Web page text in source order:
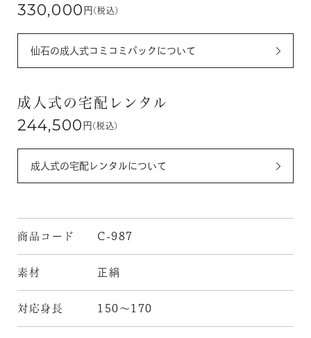
330,000 円 (税込)
仙石の成人式コミコミパックについて
成人式の宅配レンタル
244,500 円 (税込)
成人式の宅配レンタルについて
商品コード C-987
素材 正絹
対応身長 150～170